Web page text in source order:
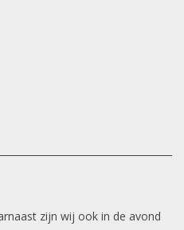
zijn wij ook in de avond